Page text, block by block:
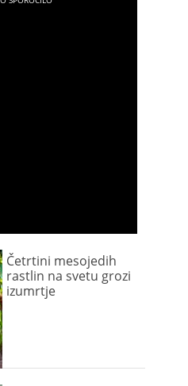
Četrtini mesojedih
rastlin na svetu grozi
izumrtje